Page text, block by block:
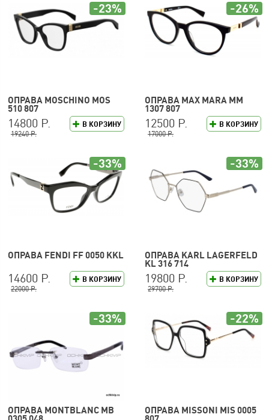
ОПРАВА MOSCHINO MOS
510 807
В КОРЗИНУ
14800 Р.
19240 Р.
-23%
ОПРАВА MAX MARA MM
1307 807
В КОРЗИНУ
12500 Р.
17000 Р.
-26%
ОПРАВА FENDI FF 0050 KKL
В КОРЗИНУ
14600 Р.
22000 Р.
-33%
ОПРАВА KARL LAGERFELD
KL 316 714
В КОРЗИНУ
19800 Р.
29700 Р.
-33%
ОПРАВА MONTBLANC MB
-33%
ОПРАВА MISSONI MIS 0005
-22%